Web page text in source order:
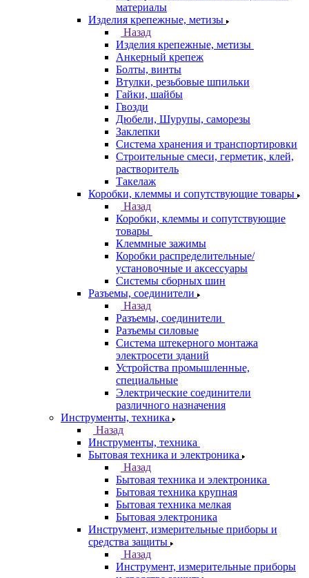
материалы
Изделия крепежные, метизы
Назад
Изделия крепежные, метизы
Анкерный крепеж
Болты, винты
Втулки, резьбовые шпильки
Гайки, шайбы
Гвозди
Дюбели, Шурупы, саморезы
Заклепки
Система хранения и транспортировки
Строительные смеси, герметик, клей,
растворитель
Такелаж
Коробки, клеммы и сопутствующие товары
Назад
Коробки, клеммы и сопутствующие
товары
Клеммные зажимы
Коробки распределительные/
установочные и аксессуары
Системы сборных шин
Разъемы, соединители
Назад
Разъемы, соединители
Разъемы силовые
Система штекерного монтажа
электросети зданий
Устройства промышленные,
специальные
Электрические соединители
различного назначения
Инструменты, техника
Назад
Инструменты, техника
Бытовая техника и электроника
Назад
Бытовая техника и электроника
Бытовая техника крупная
Бытовая техника мелкая
Бытовая электроника
Инструмент, измерительные приборы и
средства защиты
Назад
Инструмент, измерительные приборы